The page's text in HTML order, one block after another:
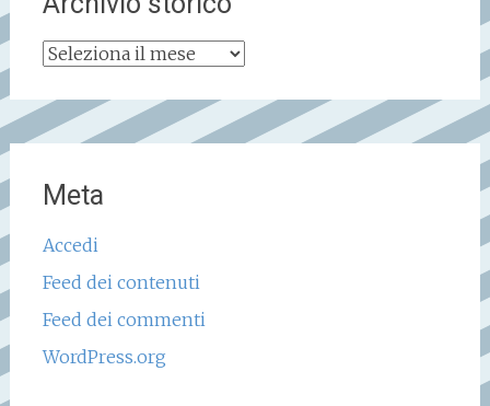
Archivio
Meta
Accedi
Feed dei contenuti
Feed dei commenti
WordPress.org